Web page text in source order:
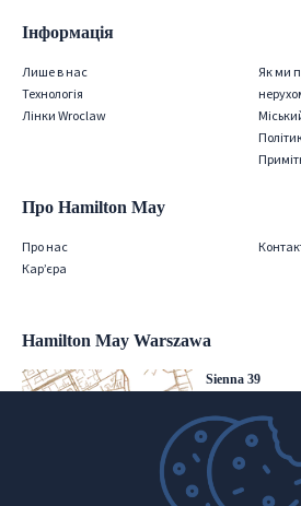
Інформація
Лише в нас
Технологія
Лінки Wroclaw
Як ми
Про Hamilton May
Про нас
Кар’єра
Hamilton May Warszawa
Sienna 39
(+48) 22 428 16 15